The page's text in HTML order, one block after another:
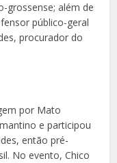
grossense; além de
público-geral
procurador do
por Mato
e participou
então pré-
No evento, Chico